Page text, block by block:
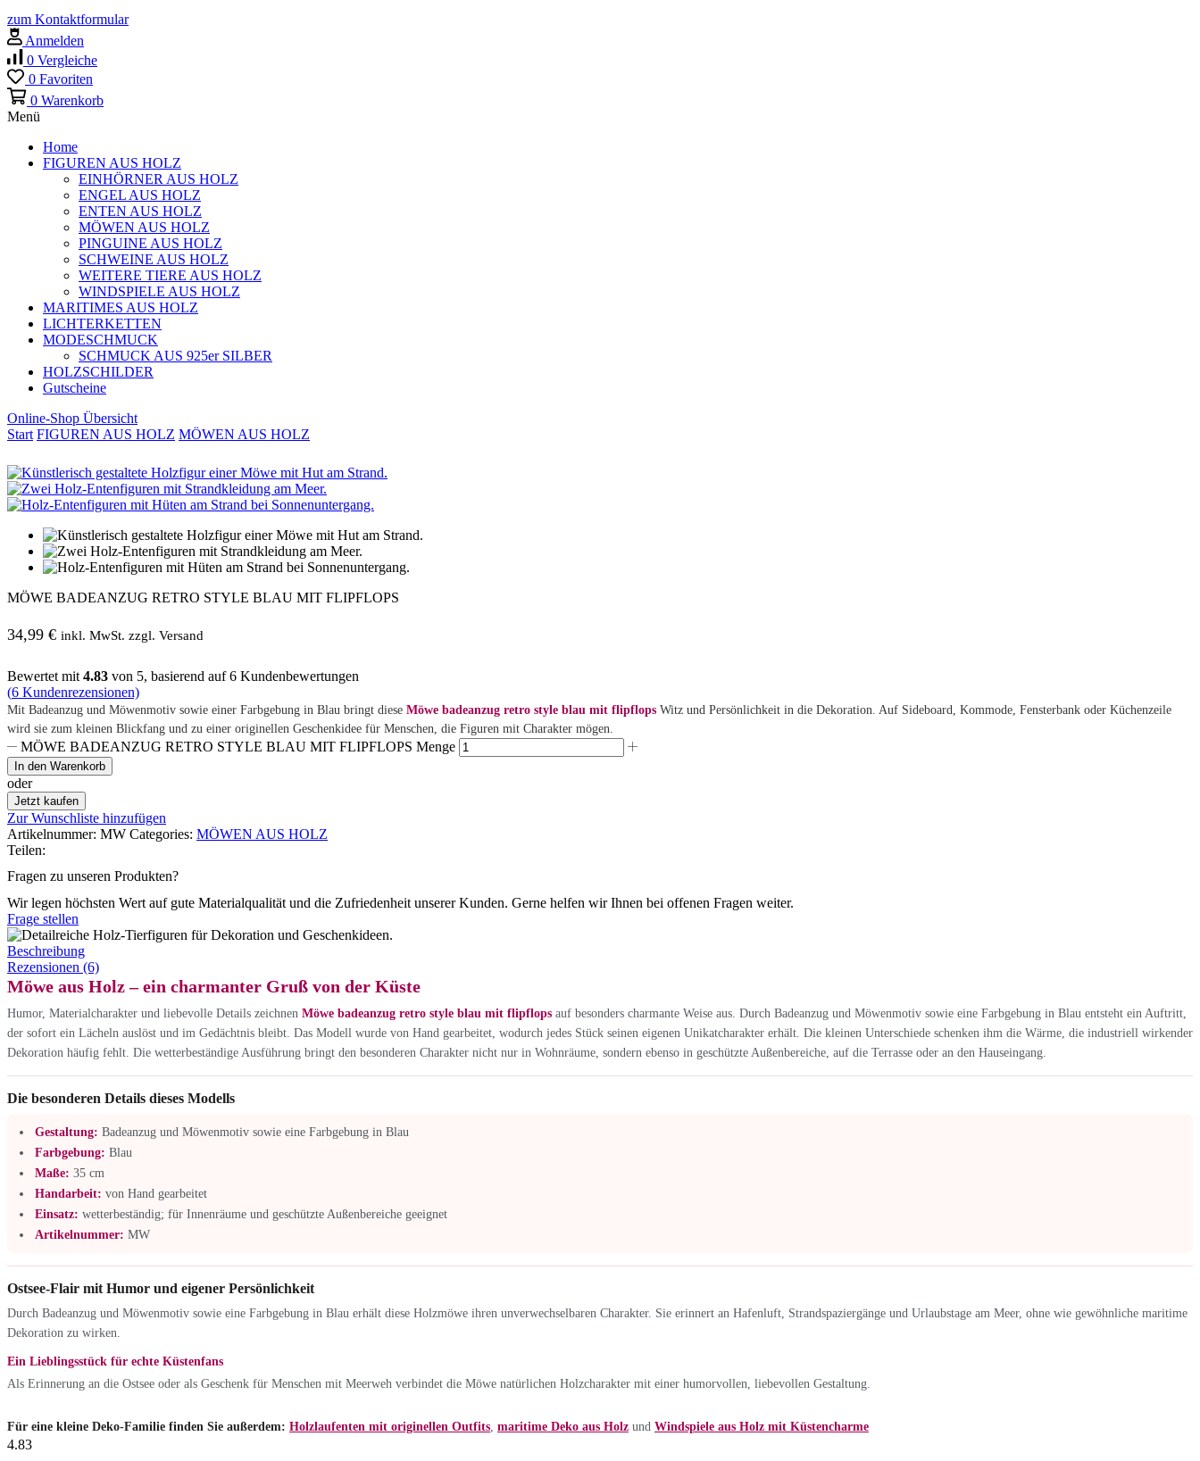
zum Kontaktformular
Anmelden
0 Vergleiche
0 Favoriten
0 Warenkorb
Menü
Home
FIGUREN AUS HOLZ
EINHÖRNER AUS HOLZ
ENGEL AUS HOLZ
ENTEN AUS HOLZ
MÖWEN AUS HOLZ
PINGUINE AUS HOLZ
SCHWEINE AUS HOLZ
WEITERE TIERE AUS HOLZ
WINDSPIELE AUS HOLZ
MARITIMES AUS HOLZ
LICHTERKETTEN
MODESCHMUCK
SCHMUCK AUS 925er SILBER
HOLZSCHILDER
Gutscheine
Online-Shop Übersicht
Start FIGUREN AUS HOLZ MÖWEN AUS HOLZ
MÖWE BADEANZUG RETRO STYLE BLAU MIT FLIPFLOPS
34,99 € inkl. MwSt. zzgl. Versand
Bewertet mit 4.83 von 5, basierend auf6 Kundenbewertungen
(6 Kundenrezensionen)
Mit Badeanzug und Möwenmotiv sowie einer Farbgebung in Blau bringt diese Möwe badeanzug retro style blau mit flipflops Witz und Persönlichkeit in die Dekoration. Auf Sideboard, Kommode, Fensterbank oder Küchenzeile
wird sie zum kleinen Blickfang und zu einer originellen Geschenkidee für Menschen, die Figuren mit Charakter mögen.
MÖWE BADEANZUG RETRO STYLE BLAU MIT FLIPFLOPS Menge
In den Warenkorb
oder
Jetzt kaufen
Zur Wunschliste hinzufügen
Artikelnummer: MW Categories: MÖWEN AUS HOLZ
Teilen:
Fragen zu unseren Produkten?
Wir legen höchsten Wert auf gute Materialqualität und die Zufriedenheit unserer Kunden. Gerne helfen wir Ihnen bei offenen Fragen weiter.
Frage stellen
Beschreibung
Rezensionen (6)
Möwe aus Holz – ein charmanter Gruß von der Küste
Humor, Materialcharakter und liebevolle Details zeichnen Möwe badeanzug retro style blau mit flipflops auf besonders charmante Weise aus. Durch Badeanzug und Möwenmotiv sowie eine Farbgebung in Blau entsteht ein Auftritt,
der sofort ein Lächeln auslöst und im Gedächtnis bleibt. Das Modell wurde von Hand gearbeitet, wodurch jedes Stück seinen eigenen Unikatcharakter erhält. Die kleinen Unterschiede schenken ihm die Wärme, die industriell wirkender
Dekoration häufig fehlt. Die wetterbeständige Ausführung bringt den besonderen Charakter nicht nur in Wohnräume, sondern ebenso in geschützte Außenbereiche, auf die Terrasse oder an den Hauseingang.
Die besonderen Details dieses Modells
Gestaltung: Badeanzug und Möwenmotiv sowie eine Farbgebung in Blau
Farbgebung: Blau
Maße: 35 cm
Handarbeit: von Hand gearbeitet
Einsatz: wetterbeständig; für Innenräume und geschützte Außenbereiche geeignet
Artikelnummer: MW
Ostsee-Flair mit Humor und eigener Persönlichkeit
Durch Badeanzug und Möwenmotiv sowie eine Farbgebung in Blau erhält diese Holzmöwe ihren unverwechselbaren Charakter. Sie erinnert an Hafenluft, Strandspaziergänge und Urlaubstage am Meer, ohne wie gewöhnliche maritime
Dekoration zu wirken.
Ein Lieblingsstück für echte Küstenfans
Als Erinnerung an die Ostsee oder als Geschenk für Menschen mit Meerweh verbindet die Möwe natürlichen Holzcharakter mit einer humorvollen, liebevollen Gestaltung.
Für eine kleine Deko-Familie finden Sie außerdem: Holzlaufenten mit originellen Outfits maritime Deko aus Holz und Windspiele aus Holz mit Küstencharme
4.83